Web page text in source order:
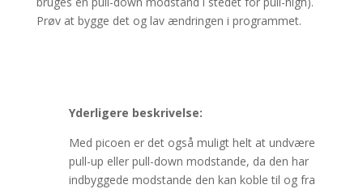
Prøv at bygge det og lav ændringen i programmet.
Yderligere beskrivelse:
Med picoen er det også muligt helt at undvære
pull-up eller pull-down modstande, da den har
indbyggede modstande den kan koble til og fra